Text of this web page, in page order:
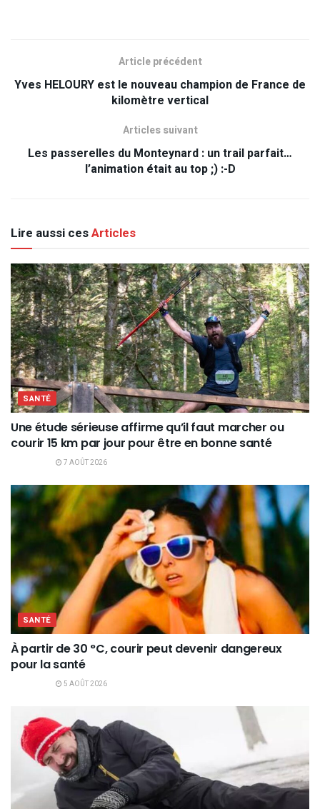
Article précédent
Yves HELOURY est le nouveau champion de France de
kilomètre vertical
Articles suivant
Les passerelles du Monteynard : un trail parfait…
l’animation était au top ;) :-D
Lire aussi cesArticles
SANTÉ
Une étude sérieuse affirme qu’il faut marcher ou
courir 15 km par jour pour être en bonne santé
7 AOÛT 2026
SANTÉ
À partir de 30 °C, courir peut devenir dangereux
pour la santé
5 AOÛT 2026